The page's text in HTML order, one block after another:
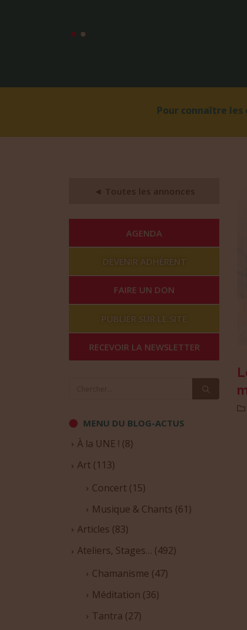
Pour connaître les
◄ Toutes les annonces
AGENDA
DEVENIR ADHÉRENT
FAIRE UN DON
PUBLIER SUR LE SITE
RECEVOIR LA NEWSLETTER
MENU DU BLOG-ACTUS
À la UNE ! (8)
Art (113)
Concert (15)
Musique & Chants (61)
Articles (83)
Ateliers, Stages… (492)
Chamanisme (47)
Méditation (36)
Tantra (27)